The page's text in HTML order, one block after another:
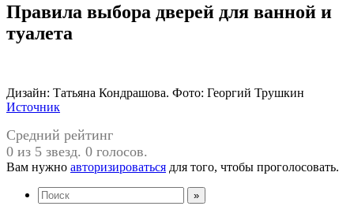
Правила выбора дверей для ванной и
туалета
Дизайн: Татьяна Кондрашова. Фото: Георгий Трушкин
Источник
Средний рейтинг
0 из 5 звезд. 0 голосов.
Вам нужно авторизироваться для того, чтобы проголосовать.